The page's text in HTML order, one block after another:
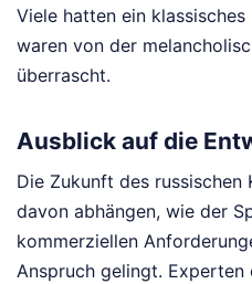
Viele hatten ein
waren von der
überrascht.
Ausblick auf die
Die Zukunft des
davon abhängen, wie der
kommerziellen
Anspruch gelingt. Experten